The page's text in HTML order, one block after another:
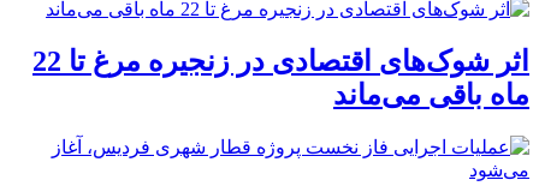
اثر شوک‌های اقتصادی در زنجیره مرغ تا 22
ماه باقی می‌ماند